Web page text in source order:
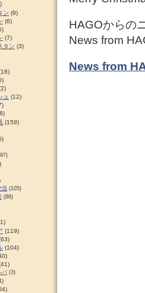
HAGOからの
News from
News from
ン (9)
(6)
(7)
タン (3)
ュ (12)
(159)
流 (105)
(88)
(119)
(104)
パ (3)